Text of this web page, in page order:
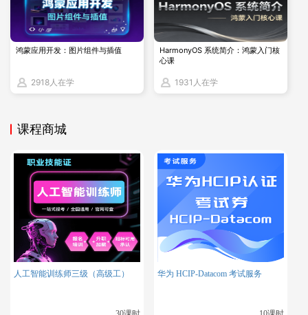
5.故障排除
学习如何诊断和解决 Oracle 数据库中的各种故障，包
括数据库启动故障、SQL 执行故障、网络故障等。提高
故障排除的效率和准确性。
鸿蒙应用开发：图片组件与插值
2918人在学
HarmonyOS 系统简介：鸿蒙入门核
心课
1931人在学
课程商城
人工智能训练师三级（高级工） 华为 HCIP-Datacom 考试服务